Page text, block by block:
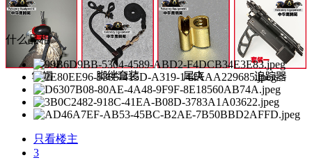
什么品相
只看楼主
3